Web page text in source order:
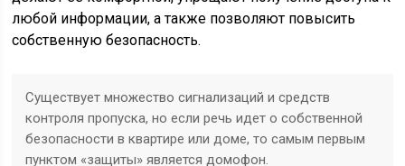
любой информации, а также позволяют повысить
собственную безопасность.
Существует множество сигнализаций и средств
контроля пропуска, но если речь идет о собственной
безопасности в квартире или доме, то самым первым
пунктом «защиты» является домофон.